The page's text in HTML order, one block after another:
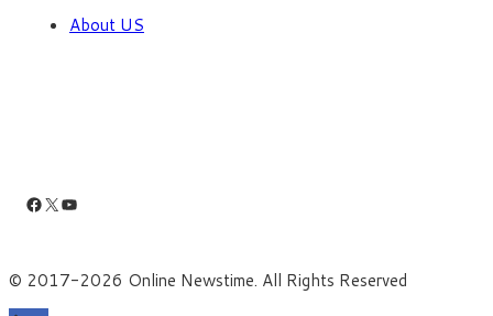
About US
Facebook
X YouTube
© 2017-2026 Online Newstime. All Rights Reserved